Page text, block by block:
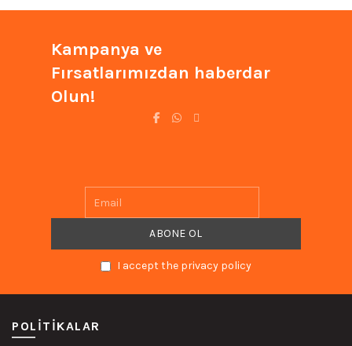
Kampanya ve
Fırsatlarımızdan haberdar
Olun!
I accept the privacy policy
POLITIKALAR